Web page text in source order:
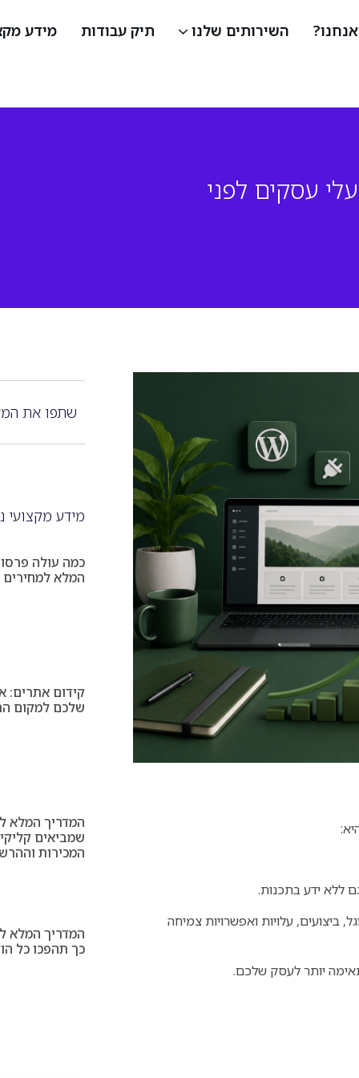
השירותים שלנו תיק עבודות מידע
עסקים לפני
ללא ידע בתכנות.
ביצועים, עלויות ואפשרויות צמיחה
יותר לעסק שלכם.
שתפו את
מידע מקצועי
כמה עולה
המלא למחירים
קידום אתרים:
שלכם למקום
המדריך המלא
שמביאים
המכירות
המדריך המלא
כך תהפכו כל